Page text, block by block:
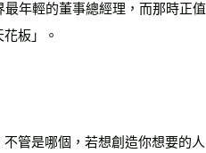
年輕的董事總經理，而那時正值
板」。
管是哪個，若想創造你想要的人